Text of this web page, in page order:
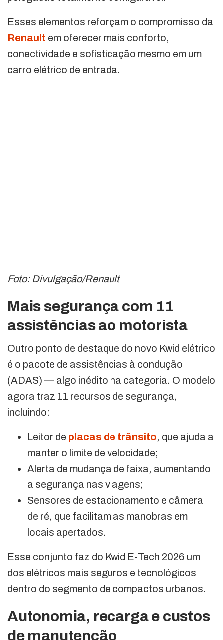
Esses elementos reforçam o compromisso da
Renault em oferecer mais conforto,
conectividade e sofisticação mesmo em um
carro elétrico de entrada.
Foto: Divulgação/Renault
Mais segurança com 11
assistências ao motorista
Outro ponto de destaque do novo Kwid elétrico
é o pacote de assistências à condução
(ADAS) — algo inédito na categoria. O modelo
agora traz 11 recursos de segurança,
incluindo:
Leitor de placas de trânsito, que ajuda a
manter o limite de velocidade;
Alerta de mudança de faixa, aumentando
a segurança nas viagens;
Sensores de estacionamento e câmera
de ré, que facilitam as manobras em
locais apertados.
Esse conjunto faz do Kwid E-Tech 2026 um
dos elétricos mais seguros e tecnológicos
dentro do segmento de compactos urbanos.
Autonomia, recarga e custos
de manutenção